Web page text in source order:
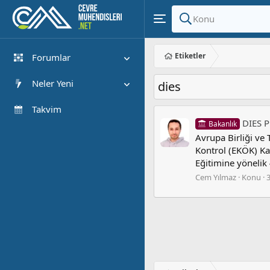
Forumlar
Yeni Mesajlar
Neler Yeni
Öne çıkan içerik
Takvim
Etiketler
dies
Bakanlık DIES
Avrupa Birliği ve
Kontrol (EKÖK)
Eğitimine yönelik
Cem Yılmaz Konu